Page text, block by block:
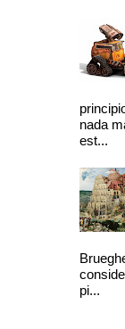
nada
est...
pi...